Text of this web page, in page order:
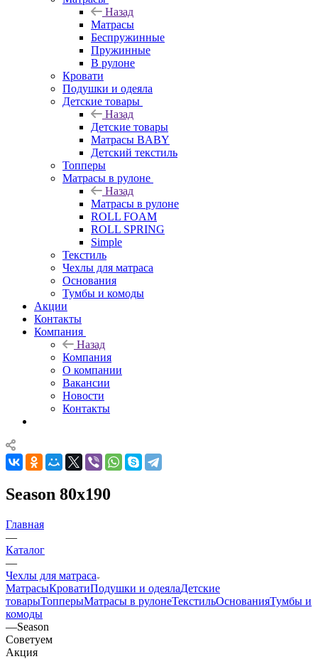
Назад
Матрасы
Беспружинные
Пружинные
В рулоне
Кровати
Подушки и одеяла
Детские товары
Назад
Детские товары
Матрасы BABY
Детский текстиль
Топперы
Матрасы в рулоне
Назад
Матрасы в рулоне
ROLL FOAM
ROLL SPRING
Simple
Текстиль
Чехлы для матраса
Основания
Тумбы и комоды
Акции
Контакты
Компания
Назад
Компания
О компании
Вакансии
Новости
Контакты
Season 80x190
Главная
—
Каталог
—
Чехлы для матраса
МатрасыКроватиПодушки и одеялаДетские
товарыТопперыМатрасы в рулонеТекстильОснованияТумбы и
комоды
—Season
Советуем
Акция